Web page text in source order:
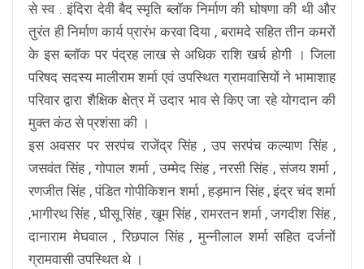
से स्व . इंदिरा देवी बैद स्मृति ब्लॉक निर्माण की घोषणा की थी और
तुरंत ही निर्माण कार्य प्रारंभ करवा दिया , बरामदे सहित तीन कमरों
के इस ब्लॉक पर पंद्रह लाख से अधिक राशि खर्च होगी । जिला
परिषद सदस्य मालीराम शर्मा एवं उपस्थित ग्रामवासियों ने भामाशाह
परिवार द्वारा शैक्षिक क्षेत्र में उदार भाव से किए जा रहे योगदान की
मुक्त कंठ से प्रशंसा की ।
इस अवसर पर सरपंच राजेंद्र सिंह , उप सरपंच कल्याण सिंह ,
जसवंत सिंह , गोपाल शर्मा , उम्मेद सिंह , नरसी सिंह , संजय शर्मा ,
रणजीत सिंह , पंडित गोपीकिशन शर्मा , हड़मान सिंह , इंद्र चंद शर्मा
,भागीरथ सिंह , घीसू सिंह , खूम सिंह , रामरतन शर्मा , जगदीश सिंह ,
दानाराम मेघवाल , रिछपाल सिंह , मुन्नीलाल शर्मा सहित दर्जनों
ग्रामवासी उपस्थित थे ।